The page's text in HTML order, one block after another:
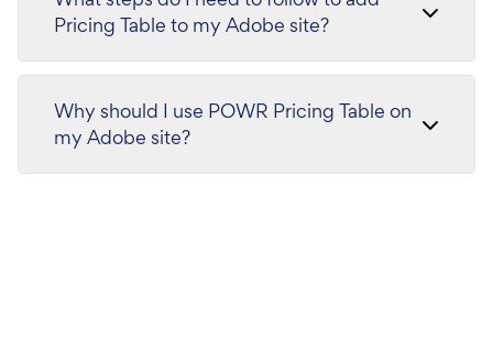
Pricing Table to my Adobe site?
Why should I use POWR Pricing Table on
my Adobe site?